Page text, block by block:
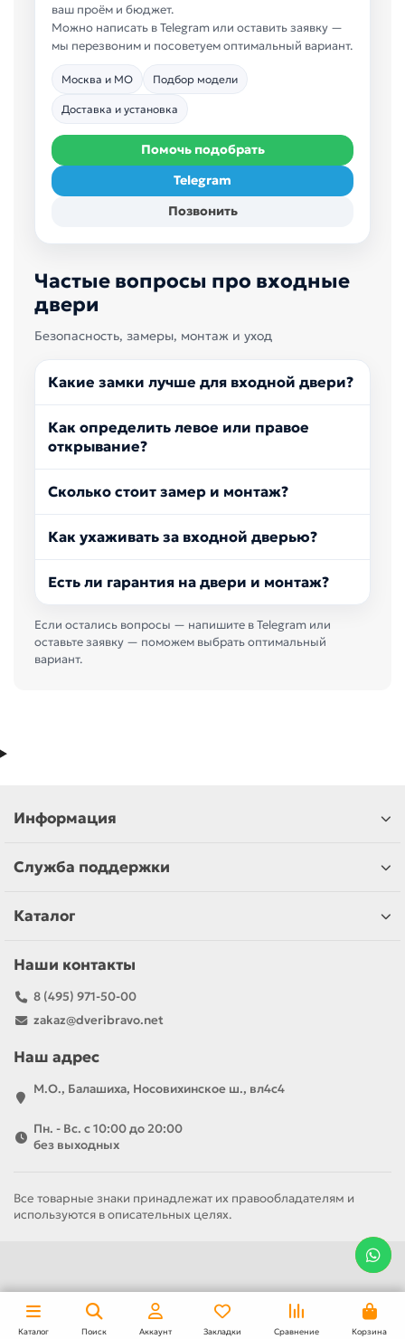
ваш проём и бюджет.
Можно написать в Telegram или оставить заявку —
мы перезвоним и посоветуем оптимальный вариант.
Москва и МО Подбор модели
Доставка и установка
Помочь подобрать
Telegram
Позвонить
Частые вопросы про входные
двери
Безопасность, замеры, монтаж и уход
Какие замки лучше для входной двери?
Как определить левое или правое
открывание?
Сколько стоит замер и монтаж?
Как ухаживать за входной дверью?
Есть ли гарантия на двери и монтаж?
Если остались вопросы — напишите в Telegram или
оставьте заявку — поможем выбрать оптимальный
вариант.
Информация
Служба поддержки
Каталог
Наши контакты
8 (495) 971-50-00
zakaz@dveribravo.net
Наш адрес
М.О., Балашиха, Носовихинское ш., вл4с4
Пн. - Вс. с 10:00 до 20:00
без выходных
Все товарные знаки принадлежат их правообладателям и
используются в описательных целях.
Каталог Поиск Аккаунт Закладки Сравнение Корзина